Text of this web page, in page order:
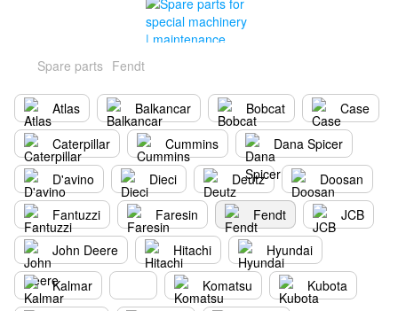
Spare parts Fendt
Atlas Balkancar Bobcat
Case
Caterpillar
Cummins
Dana Spicer
D'avino
Dieci Deutz
Doosan
Fantuzzi
Faresin Fendt
JCB
John Deere
Hitachi
Hyundai
Kalmar
Komatsu
Kubota